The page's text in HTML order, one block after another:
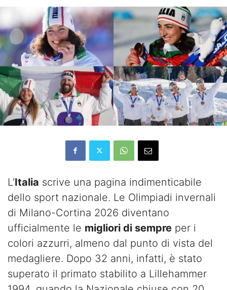
L’Italia scrive una pagina indimenticabile
dello sport nazionale. Le Olimpiadi invernali
di Milano-Cortina 2026 diventano
ufficialmente le migliori di sempre per i
colori azzurri, almeno dal punto di vista del
medagliere. Dopo 32 anni, infatti, è stato
superato il primato stabilito a Lillehammer